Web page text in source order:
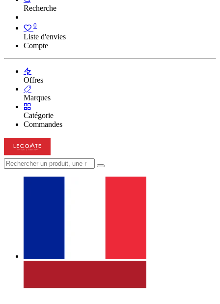
Recherche
0
Liste d'envies
Compte
Offres
Marques
Catégorie
Commandes